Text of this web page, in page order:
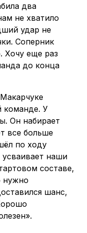
два
не хватило
удар не
Соперник
Хочу еще раз
до конца
команде. У
Он набирает
все больше
по ходу
наши
составе,
нужно
шанс,